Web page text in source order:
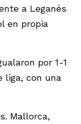
a Leganés
en propia
por 1-1
liga, con una
Mallorca,